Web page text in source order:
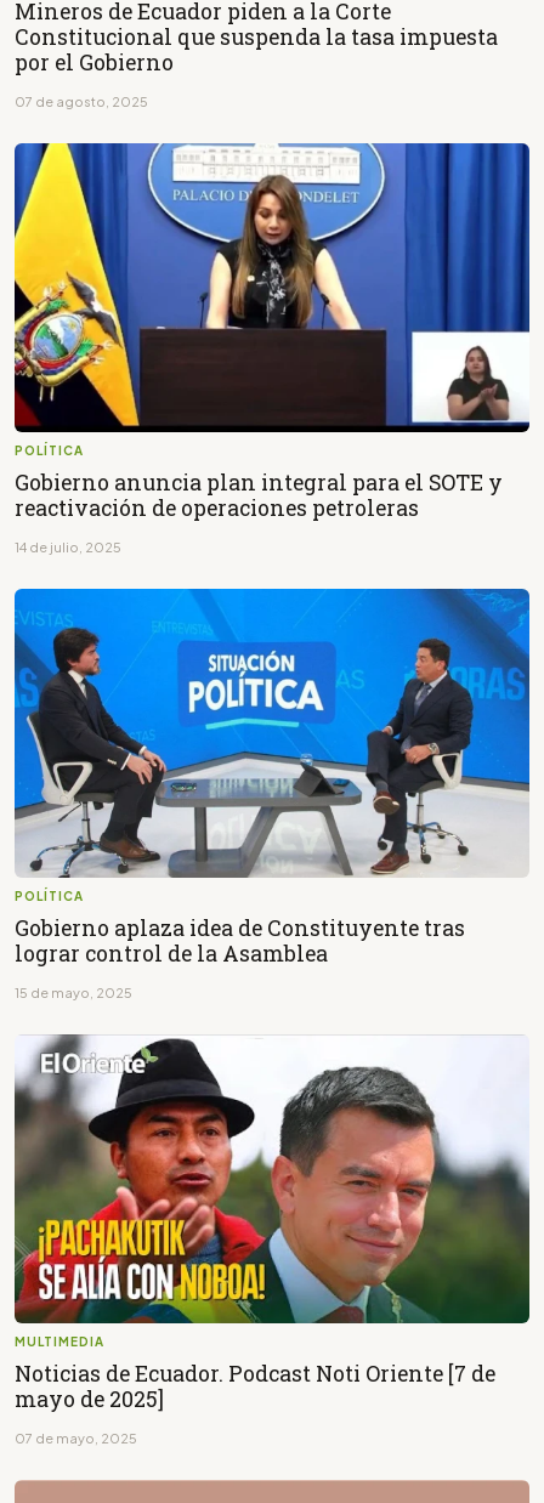
Mineros de Ecuador piden a la Corte
Constitucional que suspenda la tasa impuesta
por el Gobierno
07 de agosto, 2025
POLÍTICA
Gobierno anuncia plan integral para el SOTE y
reactivación de operaciones petroleras
14 de julio, 2025
POLÍTICA
Gobierno aplaza idea de Constituyente tras
lograr control de la Asamblea
15 de mayo, 2025
MULTIMEDIA
Noticias de Ecuador. Podcast Noti Oriente [7 de
mayo de 2025]
07 de mayo, 2025